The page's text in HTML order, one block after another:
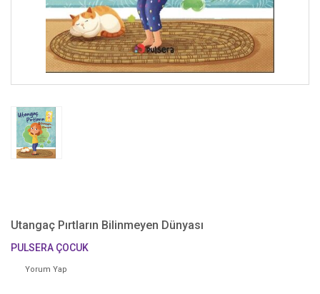
Utangaç Pırtların Bilinmeyen Dünyası
PULSERA ÇOCUK
Yorum Yap